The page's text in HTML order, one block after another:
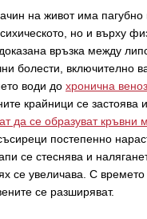
на живот има пагубно
но и върху
връзка между
болести, включително
води до хронична
крайници се застоява
да се образуват кръвни
постепенно
се стеснява и
се увеличава. С времето
се разширяват.